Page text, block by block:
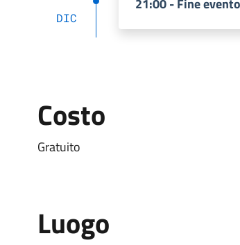
DIC
21:00 - Fine evento
Costo
Gratuito
Luogo